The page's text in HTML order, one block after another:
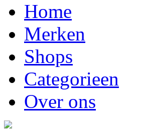
Home
Merken
Shops
Categorieen
Over ons